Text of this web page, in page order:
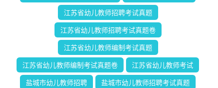
江苏省幼儿教师招聘考试真题
江苏省幼儿教师招聘考试真题卷
江苏省幼儿教师编制考试真题
江苏省幼儿教师编制考试真题卷 江苏省幼儿教师考试
盐城市幼儿教师招聘 盐城市幼儿教师招聘考试真题